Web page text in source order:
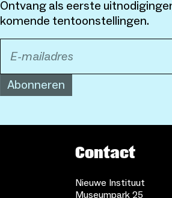
Ontvang als eerste
komende tentoonstellingen.
Abonneren
Contact
Nieuwe Instituut
Museumpark 25